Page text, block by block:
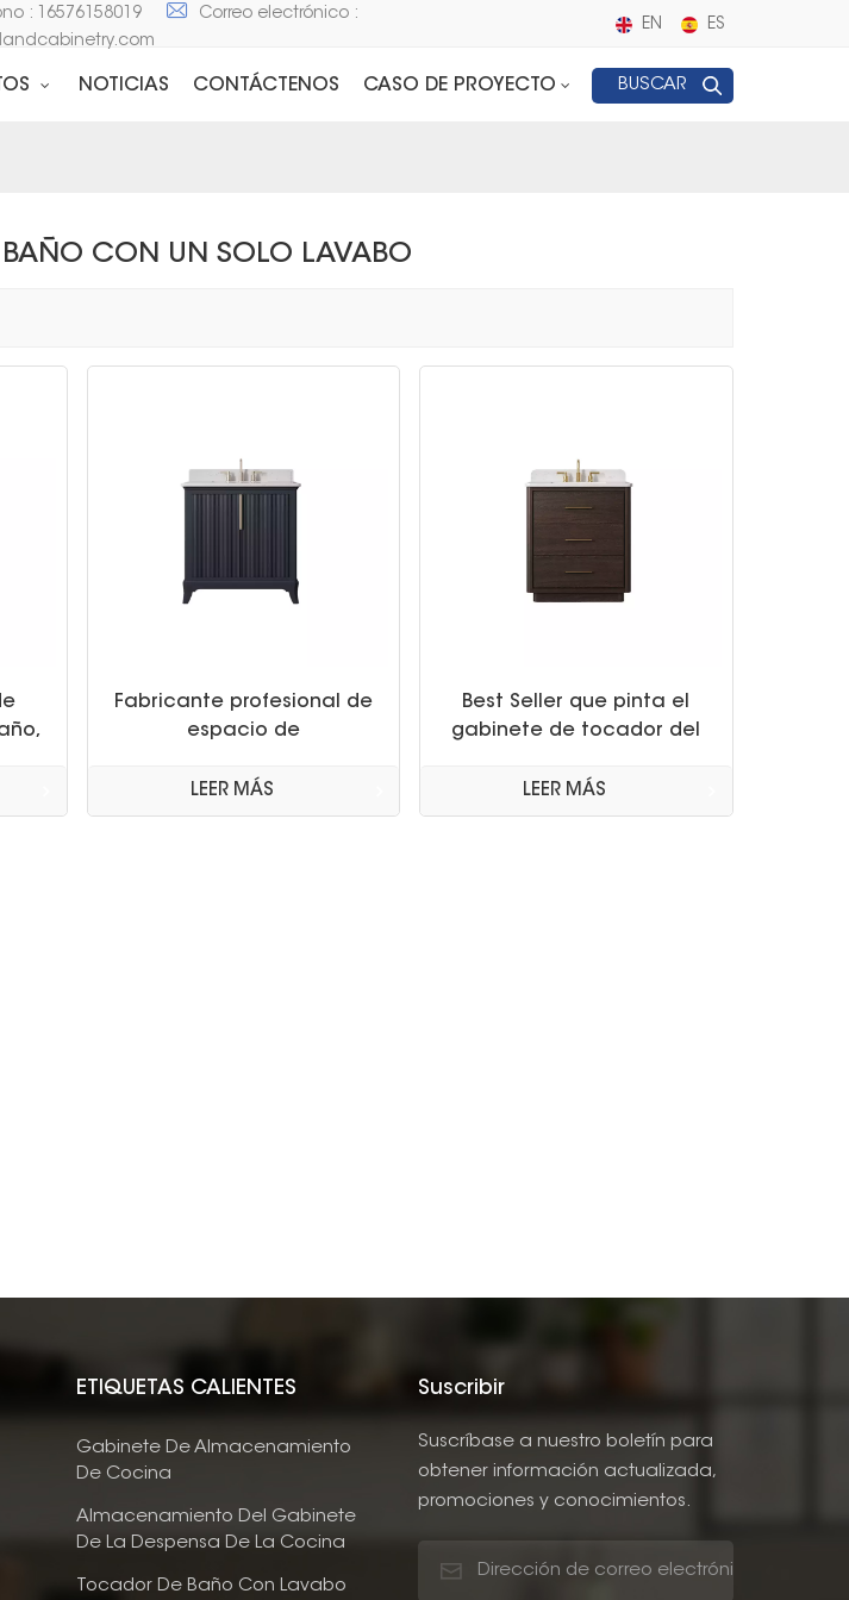
: 16576158019
Correo electrónico :
EN ES
NOTICIAS CONTÁCTENOS CASO DE PROYECTO BUSCAR
CON UN SOLO LAVABO
Fabricante profesional de
espacio de
de lavabo, juego de
tocadores de baño
LEER MÁS
Best Seller que pinta el
gabinete de tocador del
LEER MÁS
ETIQUETAS CALIENTES
Gabinete De Almacenamiento
De Cocina
Almacenamiento Del Gabinete
De La Despensa De La Cocina
Tocador De Baño Con Lavabo
Suscribir
Suscríbase a nuestro boletín para
obtener información actualizada,
promociones y conocimientos.